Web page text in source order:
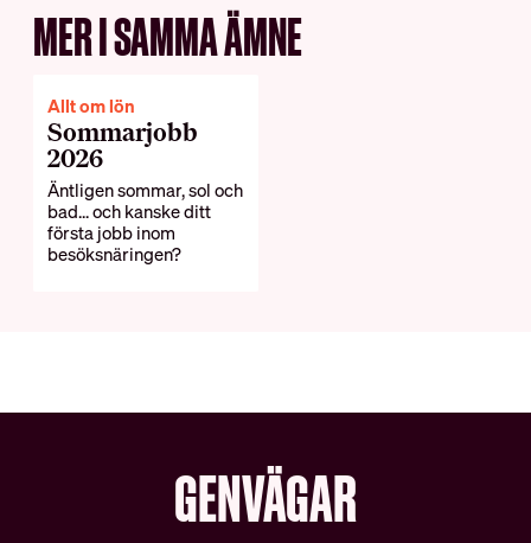
Semester
Ungdomslöner
Anställningsbevis
OM HRF
MER I SAMMA ÄMNE
Allt om lön
Sommarjobb
2026
Äntligen sommar, sol och
bad... och kanske ditt
första jobb inom
besöksnäringen?
GENVÄGAR